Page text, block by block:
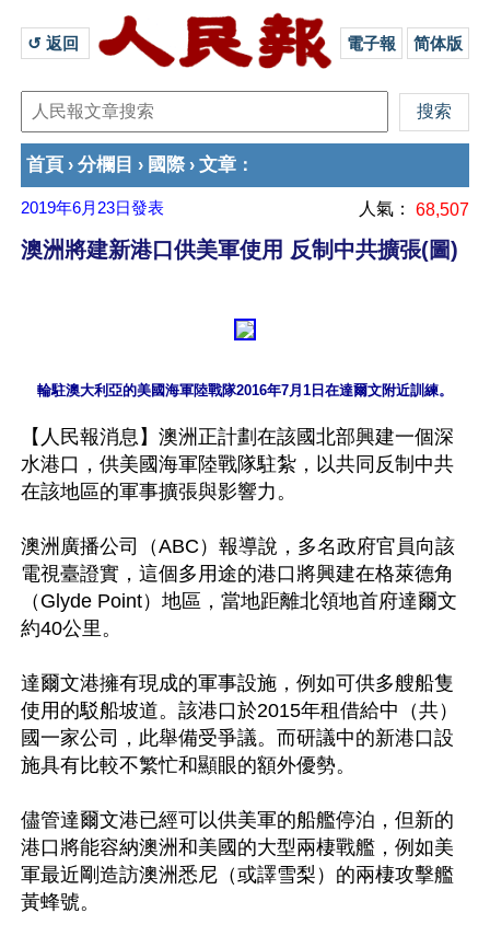
↺ 返回 電子報 简体版
首頁 › 分欄目 › 國際› 文章 ：
2019年6月23日發表 人氣： 68,507
澳洲將建新港口供美軍使用 反制中共擴張(圖)
【人民報消息】澳洲正計劃在該國北部興建一個深
水港口，供美國海軍陸戰隊駐紮，以共同反制中共
在該地區的軍事擴張與影響力。
澳洲廣播公司（ABC）報導說，多名政府官員向該
電視臺證實，這個多用途的港口將興建在格萊德角
（Glyde Point）地區，當地距離北領地首府達爾文
約40公里。
達爾文港擁有現成的軍事設施，例如可供多艘船隻
使用的駁船坡道。該港口於2015年租借給中（共）
國一家公司，此舉備受爭議。而研議中的新港口設
施具有比較不繁忙和顯眼的額外優勢。
儘管達爾文港已經可以供美軍的船艦停泊，但新的
港口將能容納澳洲和美國的大型兩棲戰艦，例如美
軍最近剛造訪澳洲悉尼（或譯雪梨）的兩棲攻擊艦
黃蜂號。